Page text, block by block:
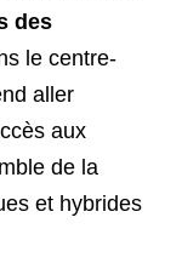
des
le centre-
aller
aux
de la
et hybrides